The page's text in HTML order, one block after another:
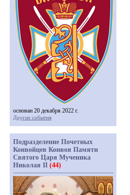
основан 20 декабря 2022 г.
Другие события
Подразделение Почетных
Конвойцев Конвоя Памяти
Святого Царя Мученика
Николая II (44)